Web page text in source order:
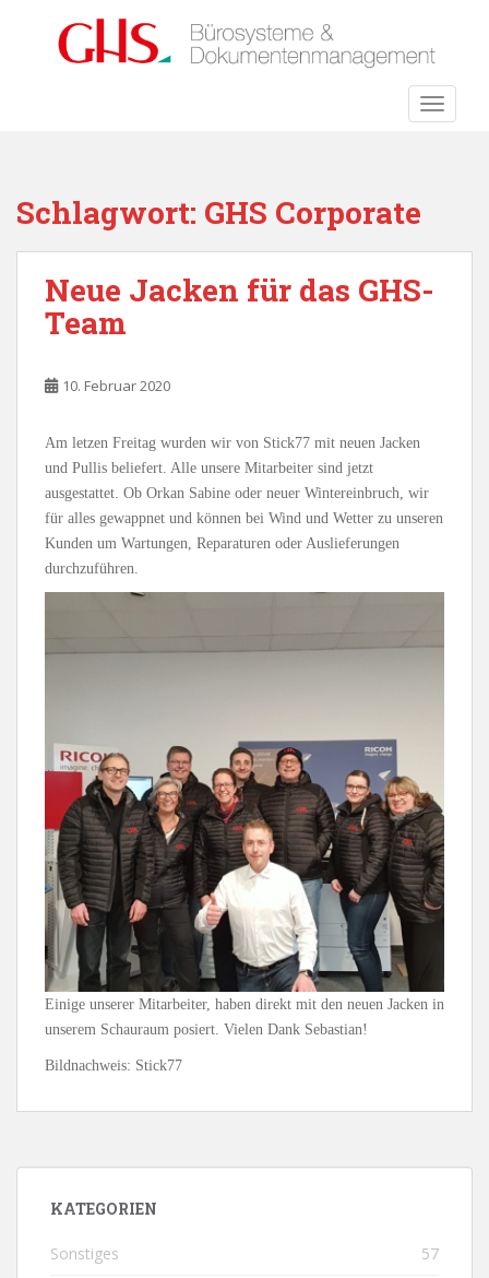
Schlagwort: GHS Corporate
Neue Jacken für das GHS-
Team
10. Februar 2020
Am letzen Freitag wurden wir von Stick77 mit neuen Jacken
und Pullis beliefert. Alle unsere Mitarbeiter sind jetzt
ausgestattet. Ob Orkan Sabine oder neuer Wintereinbruch, wir
für alles gewappnet und können bei Wind und Wetter zu unseren
Kunden um Wartungen, Reparaturen oder Auslieferungen
durchzuführen.
Einige unserer Mitarbeiter, haben direkt mit den neuen Jacken in
unserem Schauraum posiert. Vielen Dank Sebastian!
Bildnachweis: Stick77
KATEGORIEN
Sonstiges 57